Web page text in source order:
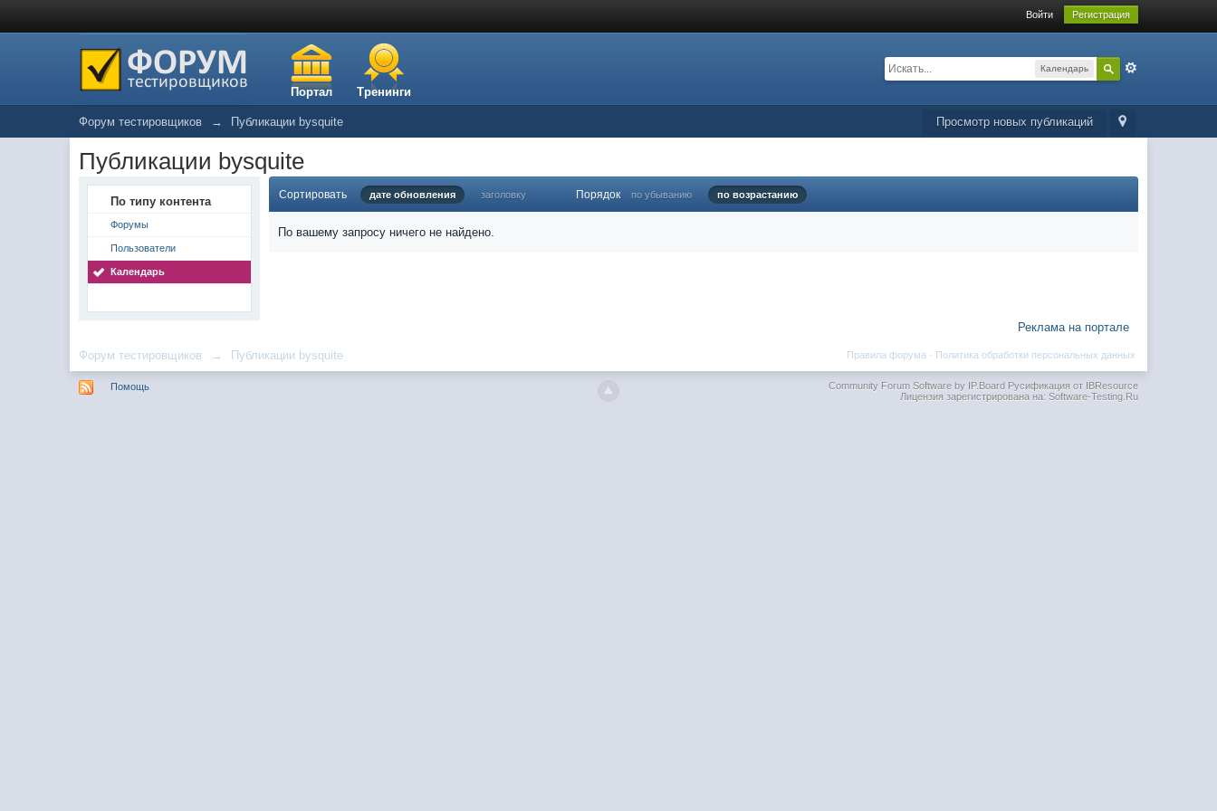
Войти Регистрация
Портал Тренинги
Календарь
Просмотр новых публикаций
Форум тестировщиков → Публикации bysquite
Публикации bysquite
По типу контента
Форумы
Пользователи
Календарь
Сортировать дате обновления заголовку Порядок по убыванию по возрастанию
По вашему запросу ничего не найдено.
Реклама на портале
Форум тестировщиков → Публикации bysquite Политика обработки персональных данных
Правила форума ·
Помощь Community Forum Software by IP.BoardРусификация от IBResource
Лицензия зарегистрирована на: Software-Testing.Ru